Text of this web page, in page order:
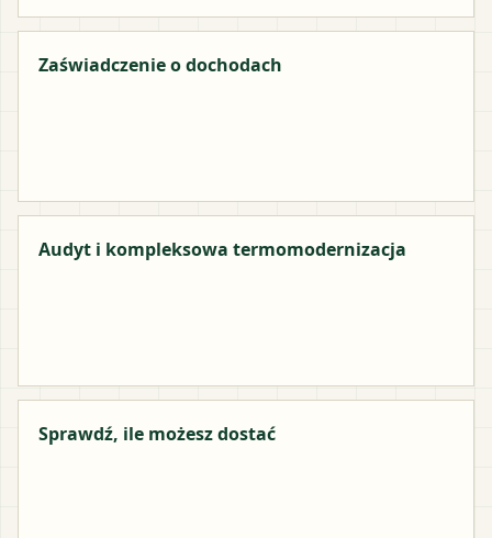
Zaświadczenie o dochodach
Audyt i kompleksowa termomodernizacja
Sprawdź, ile możesz dostać